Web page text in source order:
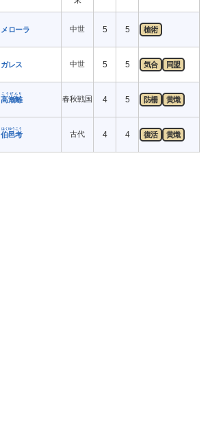
メローラ 中世 5 5 槍術
ガレス 中世 5 5 気合 同盟
高漸離
こうぜんり
春秋戦国 4 5 防柵 黄熾
伯邑考
はくゆうこう
古代 4 4 復活 黄熾